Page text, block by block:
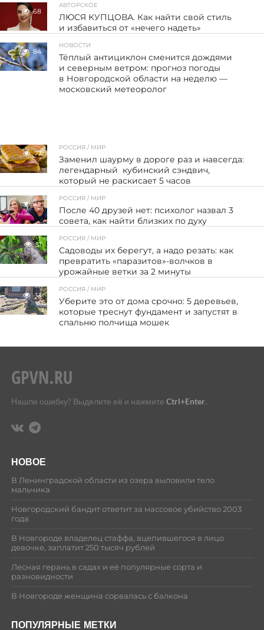
68
АВТОРСКОЕ
ЛЮСЯ КУПЦОВА. Как найти свой стиль
и избавиться от «нечего надеть»
84
НОВОСТИ
Тёплый антициклон сменится дождями
и северным ветром: прогноз погоды
в Новгородской области на неделю —
московский метеоролог
77
РОССИЯ / МИР
Заменил шаурму в дороге раз и навсегда:
легендарный кубинский сэндвич,
который не раскисает 5 часов
42
РОССИЯ / МИР
После 40 друзей нет: психолог назвал 3
совета, как найти близких по духу
51
РОССИЯ / МИР
Садоводы их берегут, а надо резать: как
превратить «паразитов»-волчков в
урожайные ветки за 2 минуты
33
РОССИЯ / МИР
Уберите это от дома срочно: 5 деревьев,
которые треснут фундамент и запустят в
спальню полчища мошек
Нашли ошибку? Выделите её и нажмите Ctrl+Enter.
НОВОЕ
В Ленинградской области из озера выловили тело
мальчика
Новгородский бандит ответит за массовое убийство 2003
года
В Новгороде владелец стаффа, вцепившегося в лицо
девочке, заплатит 250 тысяч рублей
Лесная герань в садах и её популярные сорта и
разновидности
В Новгороде женщина сорвалась с балкона
ПОПУЛЯРНЫЕ МЕТКИ